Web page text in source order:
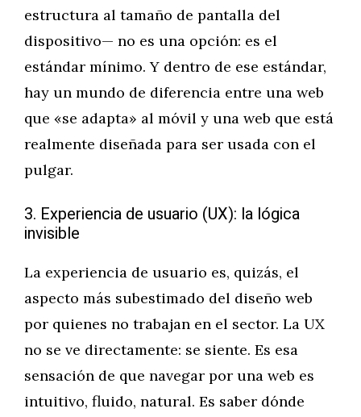
estructura al tamaño de pantalla del
dispositivo— no es una opción: es el
estándar mínimo. Y dentro de ese estándar,
hay un mundo de diferencia entre una web
que «se adapta» al móvil y una web que está
realmente diseñada para ser usada con el
pulgar.
3. Experiencia de usuario (UX): la lógica
invisible
La experiencia de usuario es, quizás, el
aspecto más subestimado del diseño web
por quienes no trabajan en el sector. La UX
no se ve directamente: se siente. Es esa
sensación de que navegar por una web es
intuitivo, fluido, natural. Es saber dónde